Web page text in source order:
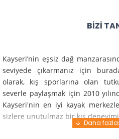
BIZI
Kayseri’nin eşsiz dağ
seviyede çıkarmanız için
olarak, kış sporlarına olan
severle paylaşmak için 2010
Kayseri'nin en iyi kayak
sizlere unutulmaz bir kış